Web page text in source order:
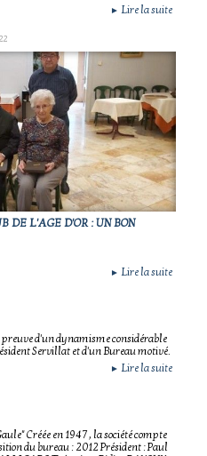
► Lire la suite
DE L'AGE D'OR : UN BON
► Lire la suite
d'un dynamisme considérable
Servillat et d'un Bureau motivé.
► Lire la suite
Créée en 1947 , la société compte
du bureau : 2012 Président : Paul